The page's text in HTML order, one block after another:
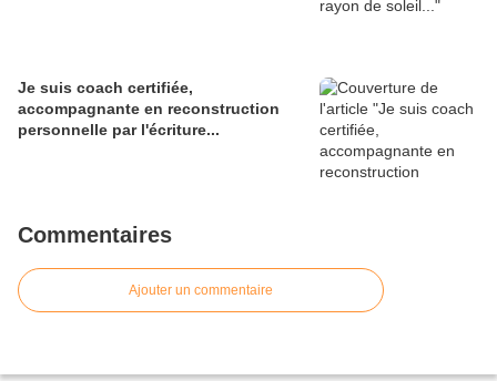
Je suis coach certifiée,
accompagnante en reconstruction
personnelle par l'écriture...
Commentaires
Ajouter un commentaire